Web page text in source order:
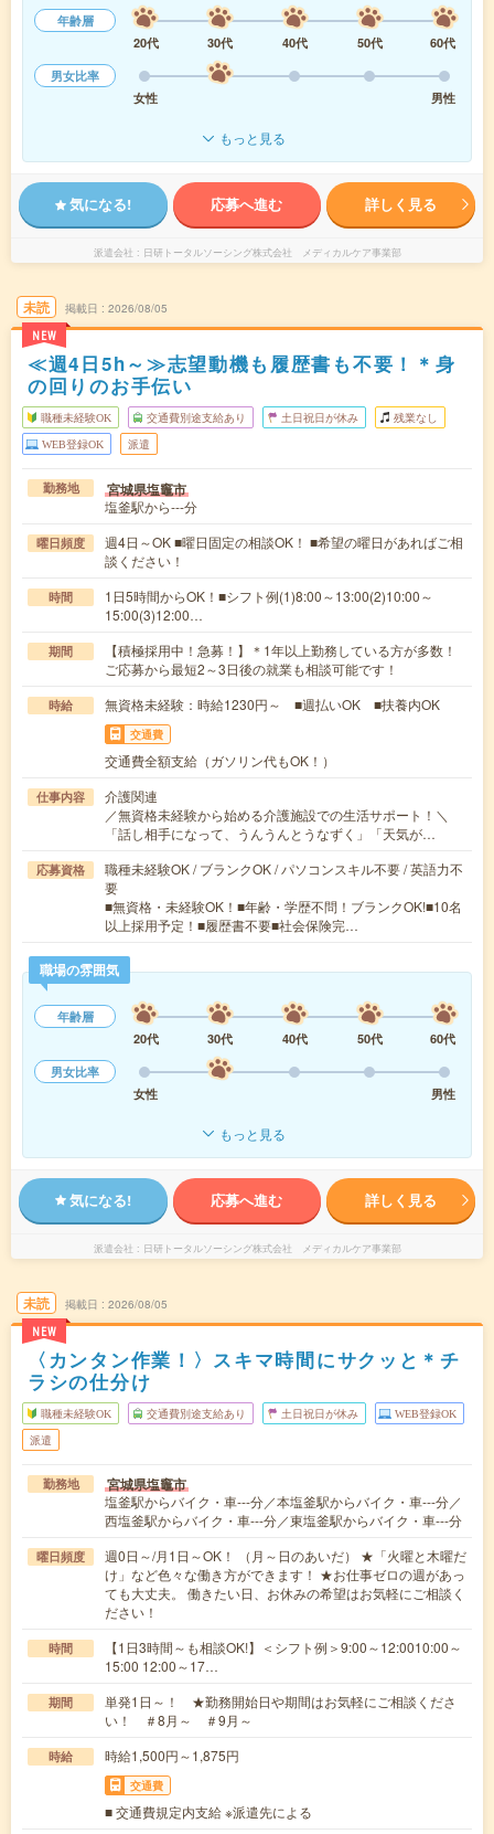
年齢層
20代
30代 40代 50代
60代
男女比率
女性
男性
もっと見る
気になる! 応募へ進む 詳しく見る
派遣会社 日研トータルソーシング株式会社 メディカルケア事業部
未読
NEW
掲載日 2026/08/05
≪週4日5h～≫志望動機も履歴書も不要！＊身
の回りのお手伝い
職種未経験OK 交通費別途支給あり 土日祝日が休み 残業なし
WEB登録OK 派遣
勤務地 宮城県塩竈市
塩釜駅から---分
曜日頻度
週4日～OK ■曜日固定の相談OK！ ■希望の曜日があればご相
談ください！
時間
1日5時間からOK！■シフト例(1)8:00～13:00(2)10:00～
15:00(3)12:00…
期間
【積極採用中！急募！】＊1年以上勤務している方が多数！
ご応募から最短2～3日後の就業も相談可能です！
時給 無資格未経験：時給1230円～ ■週払いOK ■扶養内OK
交通費
交通費全額支給（ガソリン代もOK！）
仕事内容
介護関連
／無資格未経験から始める介護施設での生活サポート！＼
「話し相手になって、うんうんとうなずく」「天気が…
応募資格
職種未経験OK / ブランクOK / パソコンスキル不要 / 英語力不
要
■無資格・未経験OK！■年齢・学歴不問！ブランクOK!■10名
以上採用予定！■履歴書不要■社会保険完…
職場の雰囲気
年齢層
20代
30代 40代 50代
60代
男女比率
女性
男性
もっと見る
気になる! 応募へ進む 詳しく見る
派遣会社 日研トータルソーシング株式会社 メディカルケア事業部
未読
NEW
掲載日 2026/08/05
〈カンタン作業！〉スキマ時間にサクッと＊チ
ラシの仕分け
職種未経験OK 交通費別途支給あり 土日祝日が休み WEB登録OK
派遣
勤務地 宮城県塩竈市
塩釜駅からバイク・車---分／本塩釜駅からバイク・車---分／
西塩釜駅からバイク・車---分／東塩釜駅からバイク・車---分
曜日頻度
週0日～/月1日～OK！ （月～日のあいだ） ★「火曜と木曜だ
け」など色々な働き方ができます！ ★お仕事ゼロの週があっ
ても大丈夫。 働きたい日、お休みの希望はお気軽にご相談く
ださい！
時間
【1日3時間～も相談OK!】＜シフト例＞9:00～12:0010:00～
15:00 12:00～17…
期間
単発1日～！ ★勤務開始日や期間はお気軽にご相談くださ
い！ ＃8月～ ＃9月～
時給 時給1,500円～1,875円
交通費
■ 交通費規定内支給 ※派遣先による